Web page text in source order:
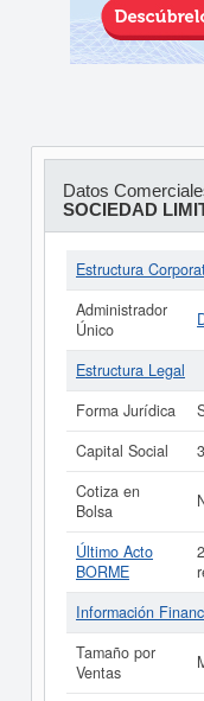
Datos
SOCIEDAD
Estructura
Administrador
Único
Estructura Legal
Forma Jurídica
Capital Social
Cotiza en
Bolsa
Último Acto
BORME
Información
Tamaño por
Ventas